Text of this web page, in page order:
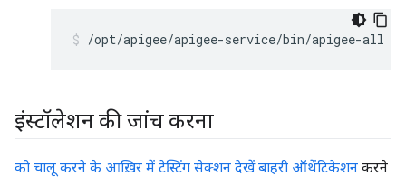
/opt/apigee/apigee-service/bin/apigee-all
इंस्टॉलेशन की जांच करना
को चालू करने के आख़िर में टेस्टिंग सेक्शन देखें बाहरी ऑथेंटिकेशन करने